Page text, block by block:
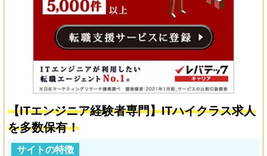
【ITエンジニア経験者専門】ITハイクラス求人
を多数保有！
サイトの特徴